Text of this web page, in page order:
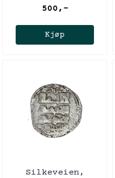
500,-
Kjøp
Silkeveien,